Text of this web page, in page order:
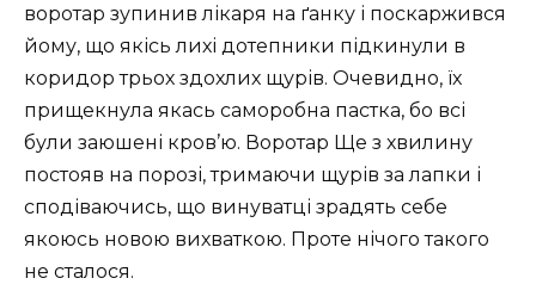
воротар зупинив лікаря на ґанку і поскаржився
йому, що якісь лихі дотепники підкинули в
коридор трьох здохлих щурів. Очевидно, їх
прищекнула якась саморобна пастка, бо всі
були заюшені кров’ю. Воротар Ще з хвилину
постояв на порозі, тримаючи щурів за лапки і
сподіваючись, що винуватці зрадять себе
якоюсь новою вихваткою. Проте нічого такого
не сталося.